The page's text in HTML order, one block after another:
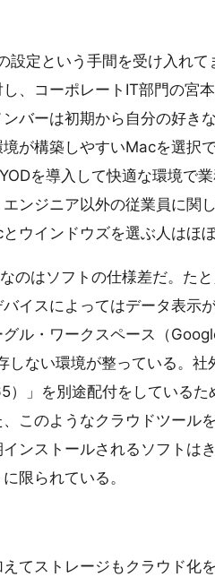
設定という手間を受け入れ
、コーポレートIT部門の宮
バーは初期から自分の好き
が構築しやすいMacを選択
を導入して快適な環境で
ンジニア以外の従業員に関
ウインドウズを選ぶ人はほ
のはソフトの仕様差だ。た
イスによってはデータ表示
ル・ワークスペース（
しない環境が整っている。
」を別途配付をしているた
このようなクラウドツール
ンストールされるソフトは
限られている。
てストレージもクラウド化